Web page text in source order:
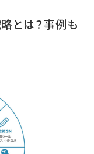
とは？事例も